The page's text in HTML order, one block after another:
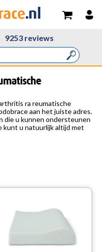
9253 reviews
ra reumatische
aan het juiste adres.
die u kunnen ondersteunen
kunt u natuurlijk altijd met